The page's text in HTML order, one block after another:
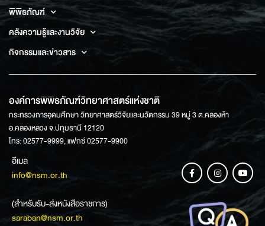
พิพิธภัณฑ์
คลังความรู้และงานวิจัย
กิจกรรมและข่าวสาร
องค์การพิพิธภัณฑ์วิทยาศาสตร์แห่งชาติ
กระทรวงการอุดมศึกษา วิทยาศาสตร์วิจัยและนวัตกรรม 39 หมู่ 3 ต.คลองห้า
อ.คลองหลวง จ.ปทุมธานี 12120
โทร: 02577-9999, แฟกซ์ 02577-9900
อีเมล
info@nsm.or.th
(สำหรับรับ-ส่งหนังสือราชการ)
saraban@nsm.or.th